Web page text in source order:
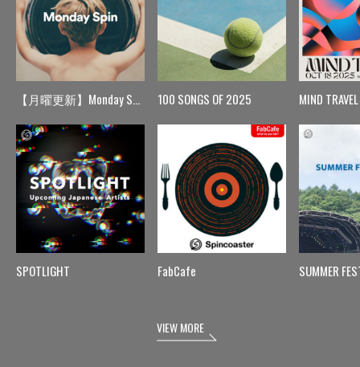
【月曜更新】Monday Spin
SPOTLIGHT
100 SONGS OF 2025
FabCafe
MIND TRAVEL
SUMMER
VIEW MORE